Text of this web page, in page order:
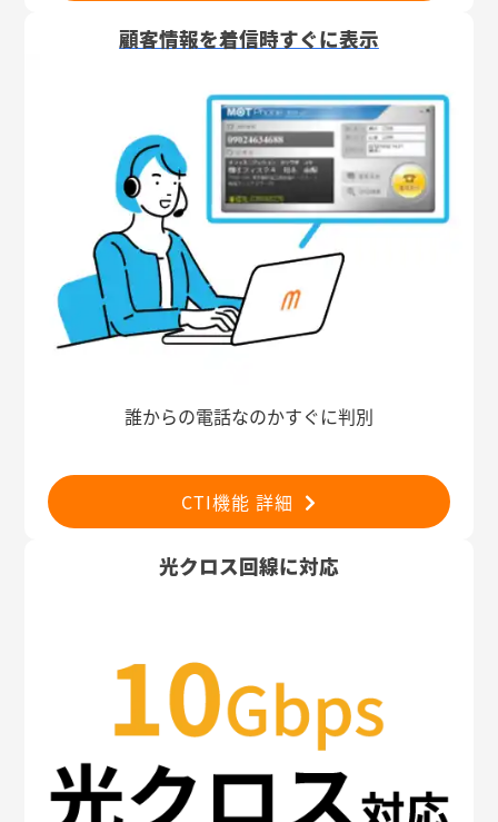
顧客情報を着信時すぐに表示
誰からの電話なのかすぐに判別
CTI機能 詳細
光クロス回線に対応